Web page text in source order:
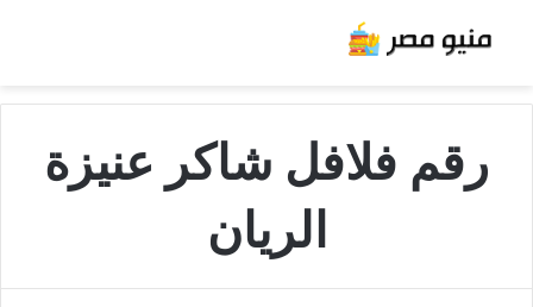
رقم فلافل شاكر عنيزة
الريان